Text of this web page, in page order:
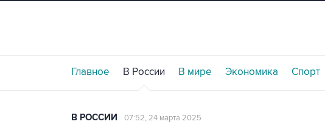
Главное В России В мире Экономика Спорт
В РОССИИ 07:52, 24 марта 2025